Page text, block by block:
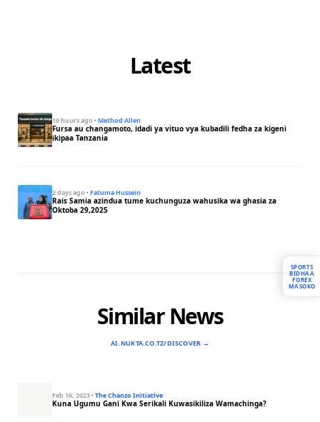
Latest
19 hours ago · Method Allen
Fursa au changamoto, idadi ya vituo vya kubadili fedha za kigeni
ikipaa Tanzania
2 days ago · Fatuma Hussein
Rais Samia azindua tume kuchunguza wahusika wa ghasia za
Oktoba 29,2025
Similar News
AI.NUKTA.CO.TZ/DISCOVER →
Feb 16, 2023· The Chanzo Initiative
Kuna Ugumu Gani Kwa Serikali Kuwasikiliza Wamachinga?
SPORTS
BIDHAA
FOREX
MASOKO